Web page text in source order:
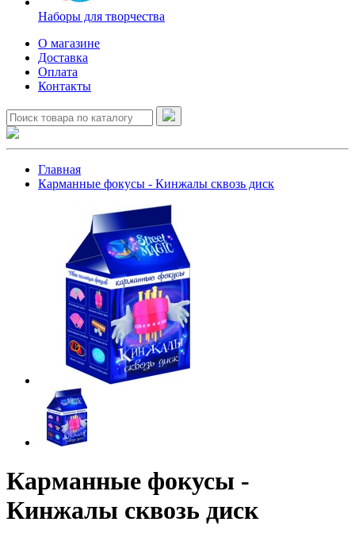
Наборы для творчества
О магазине
Доставка
Оплата
Контакты
Главная
Карманные фокусы - Кинжалы сквозь диск
Карманные фокусы -
Кинжалы сквозь диск